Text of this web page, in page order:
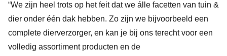
“We zijn heel trots op het feit dat we álle facetten van tuin &
dier onder één dak hebben. Zo zijn we bijvoorbeeld een
complete dierverzorger, en kan je bij ons terecht voor een
volledig assortiment producten en de